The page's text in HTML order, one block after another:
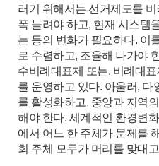
러기 위해서는 선거제도를
폭 늘려야 하고, 현재 시스템
는 등의 변화가 필요하다. 이
로 수렴하고, 조율해 나가야
수비례대표제 또는, 비례대
를 운영하고 있다. 아울러, 다
를 활성화하고, 중앙과 지역
해야 한다. 세계적인 환경변
에서 어느 한 주체가 문제를
회 주체 모두가 머리를 맞대